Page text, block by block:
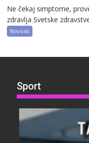
Ne čekaj simptome,
zdravlja Svetske
Novosti
Sport